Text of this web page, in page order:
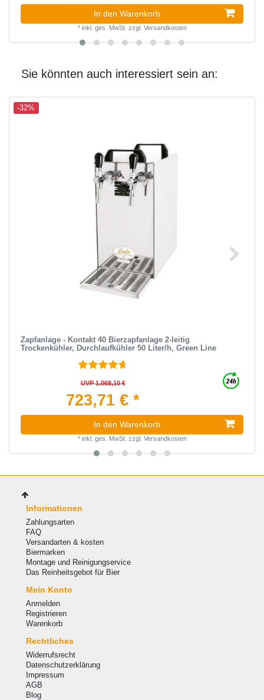
In den Warenkorb
* inkl. ges. MwSt. zzgl. Versandkosten
Sie könnten auch interessiert sein an:
-32%
Zapfanlage - Kontakt 40 Bierzapfanlage 2-leitig
Trockenkühler, Durchlaufkühler 50 Liter/h, Green Line
UVP 1.068,10 €
723,71 € *
In den Warenkorb
* inkl. ges. MwSt. zzgl. Versandkosten
Informationen
Zahlungsarten
FAQ
Versandarten & kosten
Biermarken
Montage und Reinigungservice
Das Reinheitsgebot für Bier
Mein Konto
Anmelden
Registrieren
Warenkorb
Rechtliches
Widerrufsrecht
Datenschutzerklärung
Impressum
AGB
Blog